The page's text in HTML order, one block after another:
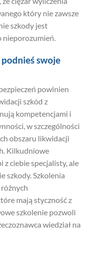
który nie zawsze
szkody jest
nieporozumień.
swoje
powinien
szkód z
kompetencjami i
w szczególności
obszaru likwidacji
Kilkudniowe
z ciebie specjalisty, ale
szkody. Szkolenia
mają styczność z
szkolenie pozwoli
wiedział na